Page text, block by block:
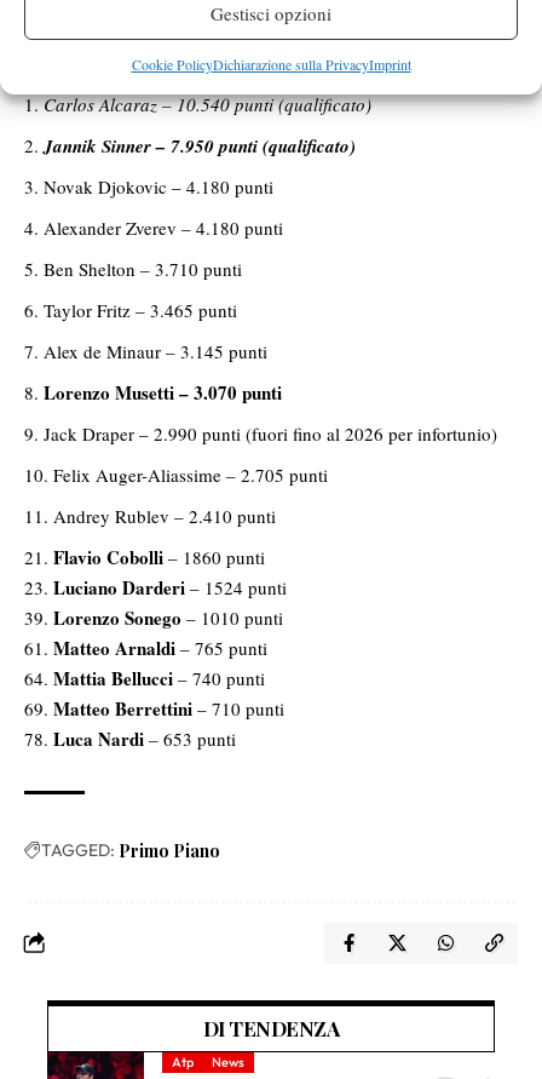
Gestisci opzioni
Cookie PolicyDichiarazione sulla PrivacyImprint
tecnica, dell’allievo di Simone Tartarini.
LA CLASSIFICA ATTUALE DELLA RACE
Carlos Alcaraz – 10.540 punti (qualificato)
Jannik Sinner – 7.950 punti (qualificato)
Novak Djokovic – 4.180 punti
Alexander Zverev – 4.180 punti
Ben Shelton – 3.710 punti
Taylor Fritz – 3.465 punti
Alex de Minaur – 3.145 punti
Lorenzo Musetti – 3.070 punti
Jack Draper – 2.990 punti (fuori fino al 2026 per infortunio)
Felix Auger-Aliassime – 2.705 punti
Andrey Rublev – 2.410 punti
21. Flavio Cobolli – 1860 punti
23. Luciano Darderi – 1524 punti
39. Lorenzo Sonego – 1010 punti
61. Matteo Arnaldi – 765 punti
64. Mattia Bellucci – 740 punti
69. Matteo Berrettini – 710 punti
78. Luca Nardi – 653 punti
TAGGED: Primo Piano
DI TENDENZA
Atp News